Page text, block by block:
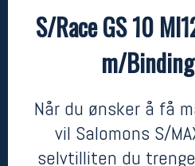
S/Race GS 10
m/
Når du ønsker å få
vil Salomons S/
selvtilliten du
S/Race GS 10 MI12 GW
7199,-